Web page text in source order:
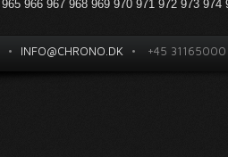
965 966 967 968 969 970 971 972 973 974
• INFO@CHRONO.DK • +45 31165000